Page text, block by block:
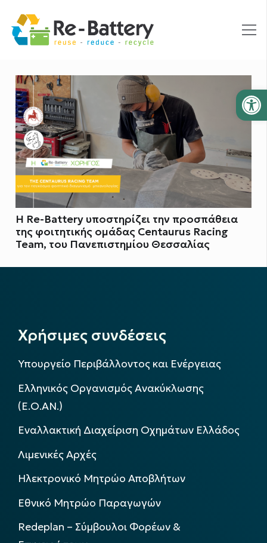
Η Re-Battery υποστηρίζει την προσπάθεια
της φοιτητικής ομάδας Centaurus Racing
Team, του Πανεπιστημίου Θεσσαλίας
Χρήσιμες συνδέσεις
Υπουργείο Περιβάλλοντος και Ενέργειας
Ελληνικός Οργανισμός Ανακύκλωσης
(Ε.Ο.ΑΝ.)
Εναλλακτική Διαχείριση Οχημάτων Ελλάδος
Λιμενικές Αρχές
Ηλεκτρονικό Μητρώο Αποβλήτων
Εθνικό Μητρώο Παραγωγών
Redeplan – Σύμβουλοι Φορέων &